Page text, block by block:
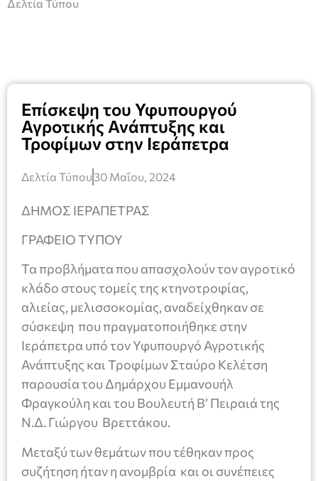
Δελτία Τύπου
Επίσκεψη του Υφυπουργού
Αγροτικής Ανάπτυξης και
Τροφίμων στην Ιεράπετρα
Δελτία Τύπου 30 Μαΐου, 2024
ΔΗΜΟΣ ΙΕΡΑΠΕΤΡΑΣ
ΓΡΑΦΕΙΟ ΤΥΠΟΥ
Τα προβλήματα που απασχολούν τον αγροτικό
κλάδο στους τομείς της κτηνοτροφίας,
αλιείας, μελισσοκομίας, αναδείχθηκαν σε
σύσκεψη που πραγματοποιήθηκε στην
Ιεράπετρα υπό τον Υφυπουργό Αγροτικής
Ανάπτυξης και Τροφίμων Σταύρο Κελέτση
παρουσία του Δημάρχου Εμμανουήλ
Φραγκούλη και του Βουλευτή Β’ Πειραιά της
Ν.Δ. Γιώργου Βρεττάκου.
Μεταξύ των θεμάτων που τέθηκαν προς
συζήτηση ήταν η ανομβρία και οι συνέπειες